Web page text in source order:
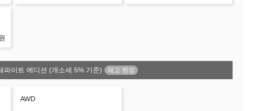
파이트 에디션 (개소세 5% 기준)
AWD